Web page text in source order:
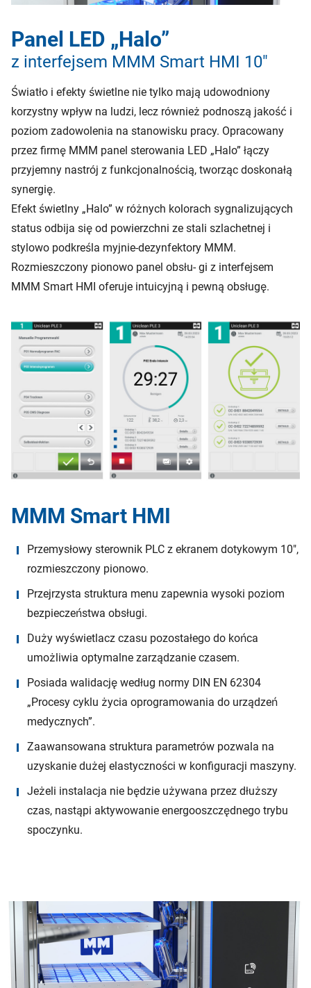
Panel LED „Halo”
z interfejsem MMM Smart HMI 10"
Światło i efekty świetlne nie tylko mają udowodniony
korzystny wpływ na ludzi, lecz również podnoszą jakość i
poziom zadowolenia na stanowisku pracy. Opracowany
przez firmę MMM panel sterowania LED „Halo” łączy
przyjemny nastrój z funkcjonalnością, tworząc doskonałą
synergię.
Efekt świetlny „Halo” w różnych kolorach sygnalizujących
status odbija się od powierzchni ze stali szlachetnej i
stylowo podkreśla myjnie-dezynfektory MMM.
Rozmieszczony pionowo panel obsłu- gi z interfejsem
MMM Smart HMI oferuje intuicyjną i pewną obsługę.
MMM Smart HMI
Przemysłowy sterownik PLC z ekranem dotykowym 10″,
rozmieszczony pionowo.
Przejrzysta struktura menu zapewnia wysoki poziom
bezpieczeństwa obsługi.
Duży wyświetlacz czasu pozostałego do końca
umożliwia optymalne zarządzanie czasem.
Posiada walidację według normy DIN EN 62304
„Procesy cyklu życia oprogramowania do urządzeń
medycznych”.
Zaawansowana struktura parametrów pozwala na
uzyskanie dużej elastyczności w konfiguracji maszyny.
Jeżeli instalacja nie będzie używana przez dłuższy
czas, nastąpi aktywowanie energooszczędnego trybu
spoczynku.